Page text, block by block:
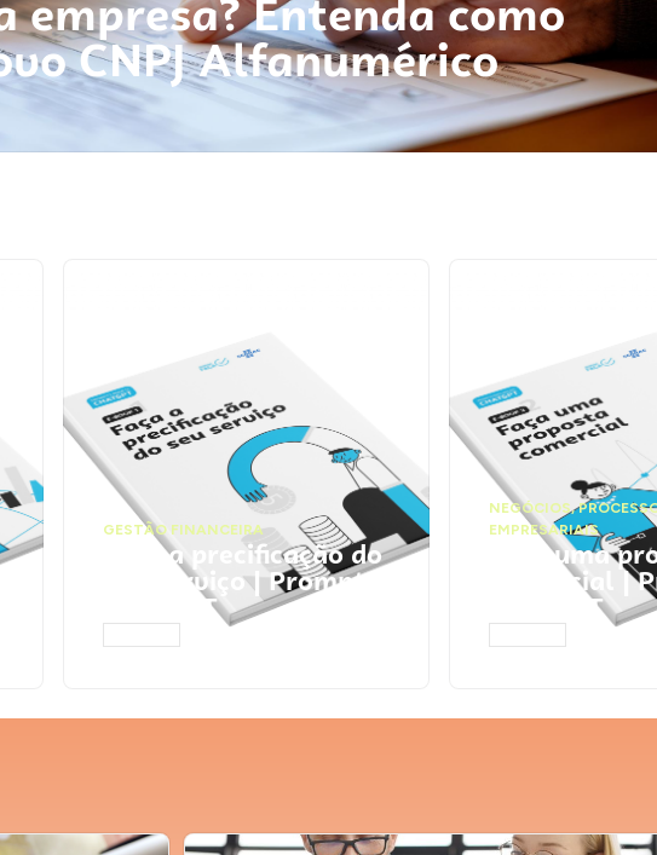
Entenda como
CNPJ Alfanumérico
GESTÃO FINANCEIRA
Faça a precificação do
seu serviço | Prompts
ChatGPT
NEGÓCIOS,
EMPRESARIAIS
Faça uma
comercial |
ChatGPT